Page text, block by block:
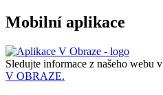
Mobilní aplikace
Sledujte informace z našeho webu v
V OBRAZE.